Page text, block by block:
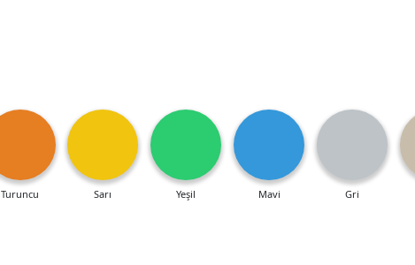
Turuncu Sarı Yeşil Mavi Gri